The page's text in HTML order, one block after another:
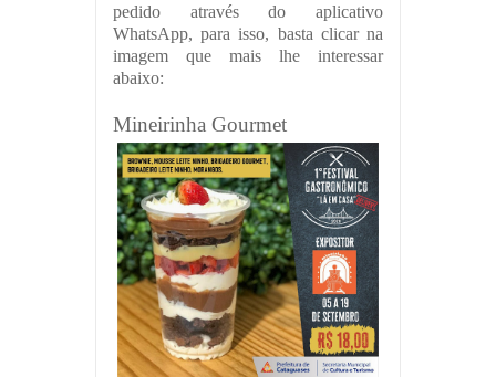
pedido através do aplicativo
WhatsApp, para isso, basta clicar na
imagem que mais lhe interessar
abaixo:
Mineirinha Gourmet